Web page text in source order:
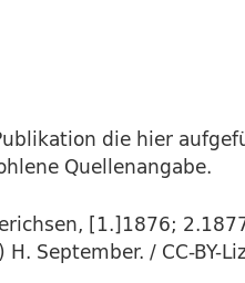
die hier
Quellenangabe.
[1.]1876;
September. / CC-BY-